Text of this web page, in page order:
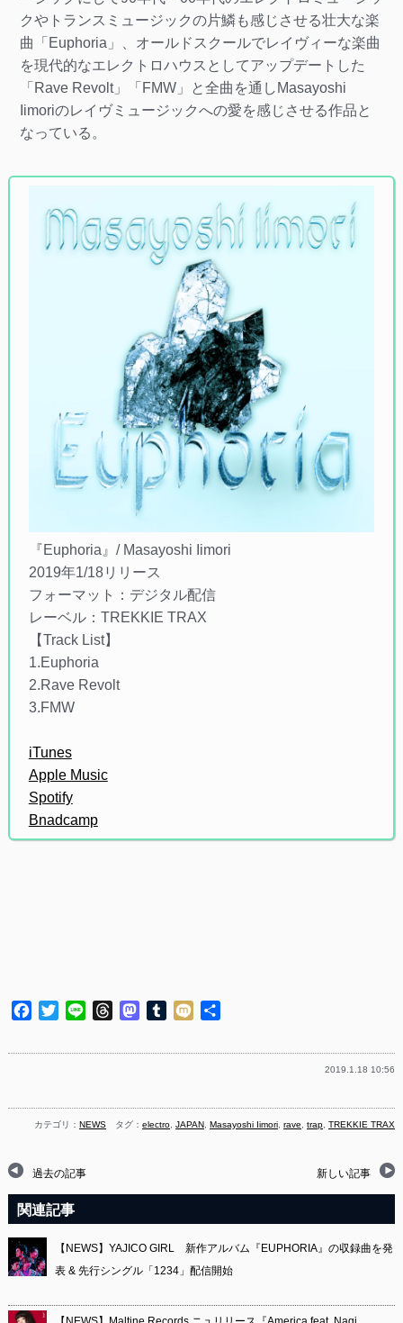
クやトランスミュージックの片鱗も感じさせる壮大な楽
曲「Euphoria」、オールドスクールでレイヴィーな楽曲
を現代的なエレクトロハウスとしてアップデートした
「Rave Revolt」「FMW」と全曲を通しMasayoshi
Iimoriのレイヴミュージックへの愛を感じさせる作品と
なっている。
『Euphoria』/ Masayoshi Iimori
2019年1/18リリース
フォーマット：デジタル配信
レーベル：TREKKIE TRAX
【Track List】
1.Euphoria
2.Rave Revolt
3.FMW
iTunes
Apple Music
Spotify
Bnadcamp
Facebook
TwitterLine ThreadsMastodon
Tumblr
Mixi
2019.1.18 10:56
カテゴリ： NEWS タグ：electro,JAPAN, Masayoshi Iimori,rave,trap,TREKKIE TRAX
過去の記事 新しい記事
関連記事
【NEWS】YAJICO GIRL 新作アルバム『EUPHORIA』の収録曲を発
表 & 先行シングル「1234」配信開始